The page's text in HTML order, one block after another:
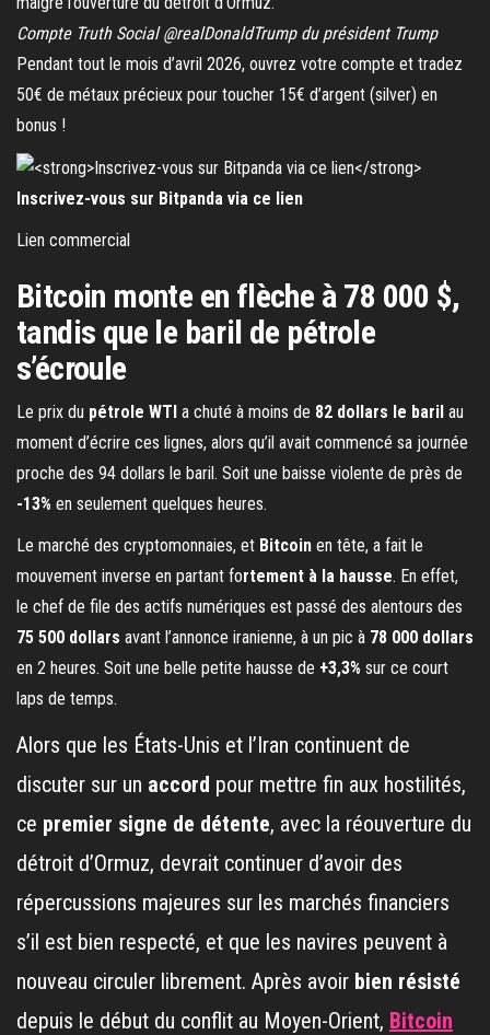
Compte Truth Social @realDonaldTrump du président Trump
Pendant tout le mois d’avril 2026, ouvrez votre compte et tradez
50€ de métaux précieux pour toucher 15€ d’argent (silver) en
bonus !
Inscrivez-vous sur Bitpanda via ce lien
Lien commercial
Bitcoin monte en flèche à 78 000 $,
tandis que le baril de pétrole
s’écroule
Le prix du pétrole WTI a chuté à moins de 82 dollars le baril au
moment d’écrire ces lignes, alors qu’il avait commencé sa journée
proche des 94 dollars le baril. Soit une baisse violente de près de
-13% en seulement quelques heures.
Le marché des cryptomonnaies, et Bitcoin en tête, a fait le
mouvement inverse en partant fortement à la hausse. En effet,
le chef de file des actifs numériques est passé des alentours des
75 500 dollars avant l’annonce iranienne, à un pic à 78 000 dollars
en 2 heures. Soit une belle petite hausse de +3,3% sur ce court
laps de temps.
Alors que les États-Unis et l’Iran continuent de
discuter sur un accord pour mettre fin aux hostilités,
ce premier signe de détente, avec la réouverture du
détroit d’Ormuz, devrait continuer d’avoir des
répercussions majeures sur les marchés financiers
s’il est bien respecté, et que les navires peuvent à
nouveau circuler librement. Après avoir bien résisté
depuis le début du conflit au Moyen-Orient, Bitcoin